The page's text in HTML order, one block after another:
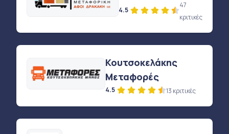
4.5
47
κριτικές
Κουτσοκελάκης
Μεταφορές
4.5 13 κριτικές